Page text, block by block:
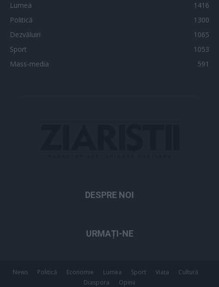
Lumea
1416
Politică
1300
Dezvăluiri
1065
Sport
1053
Mass-media
591
DESPRE NOI
URMAȚI-NE
News Politică Economie Lumea Sport Viața
Cultură
Diaspora
Opinii